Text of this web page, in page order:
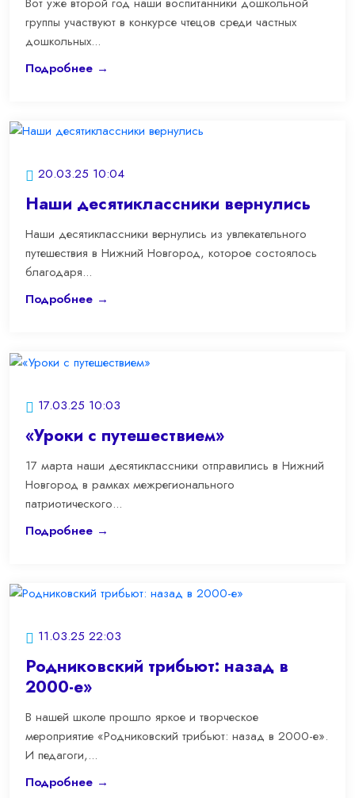
группы участвуют в конкурсе чтецов среди частных
дошкольных...
Подробнее →
20.03.25 10:04
Наши десятиклассники вернулись
Наши десятиклассники вернулись из увлекательного
путешествия в Нижний Новгород, которое состоялось
благодаря...
Подробнее →
17.03.25 10:03
«Уроки с путешествием»
17 марта наши десятиклассники отправились в Нижний
Новгород в рамках межрегионального
патриотического...
Подробнее →
11.03.25 22:03
Родниковский трибьют: назад в
2000-е»
В нашей школе прошло яркое и творческое
мероприятие «Родниковский трибьют: назад в 2000-е».
И педагоги,...
Подробнее →